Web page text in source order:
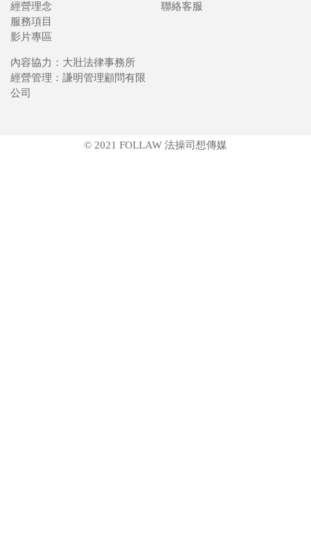
經營理念
服務項目
影片專區
聯絡客服
內容協力：大壯法律事務所
經營管理：謙明管理顧問有限
公司
© 2021 FOLLAW 法操司想傳媒